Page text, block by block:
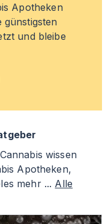
Apotheken
günstigsten
und bleibe
wissen
Apotheken,
mehr ... Alle